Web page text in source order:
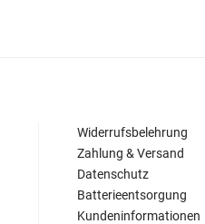
Widerrufsbelehrung
Zahlung & Versand
Datenschutz
Batterieentsorgung
Kundeninformationen